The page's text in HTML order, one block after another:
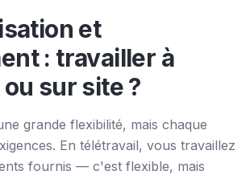
et
: travailler à
sur site ?
grande flexibilité, mais chaque
En télétravail, vous travaillez
fournis — c'est flexible, mais